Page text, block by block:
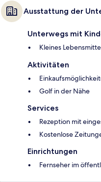
Ausstattung der
Unterwegs mit
Kleines
Aktivitäten
Golf in der Nähe
Services
Rezeption mit
Kostenlose
Einrichtungen
Fernseher im